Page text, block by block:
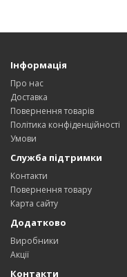
Інформація
Про нас
Доставка
Повернення товарів
Політика конфіденційності
Умови
Служба підтримки
Контакти
Повернення товару
Карта сайту
Додатково
Виробники
Акції
Контакти